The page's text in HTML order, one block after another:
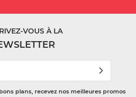
VOUS À LA
plans, recevez nos meilleures promos